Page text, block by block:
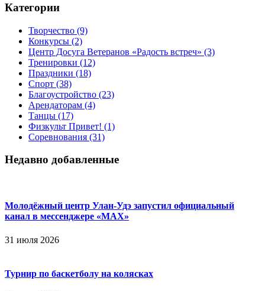
Категории
Творчество (9)
Конкурсы (2)
Центр Досуга Ветеранов «Радость встреч» (3)
Тренировки (12)
Праздники (18)
Спорт (38)
Благоустройство (23)
Арендаторам (4)
Танцы (17)
Физкульт Привет! (1)
Соревнования (31)
Недавно добавленные
Молодёжный центр Улан-Удэ запустил официальный
канал в мессенджере «МАХ»
31 июля 2026
Турнир по баскетболу на колясках